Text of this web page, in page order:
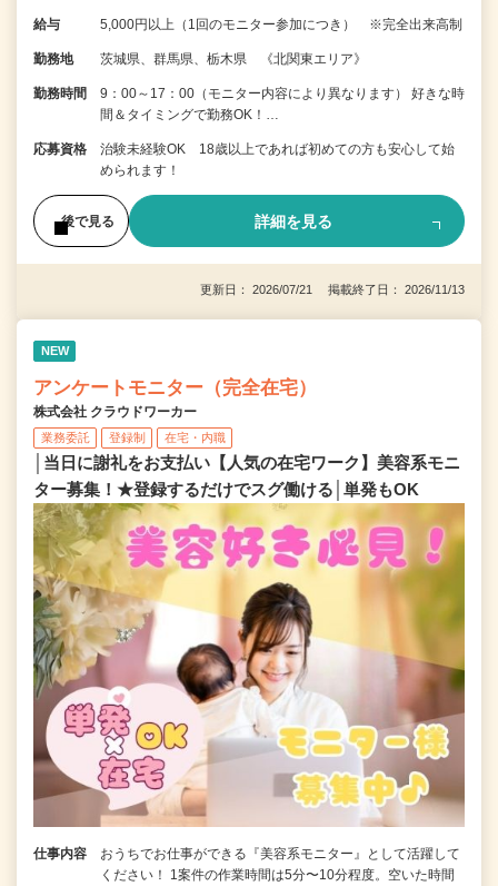
給与 5,000円以上（1回のモニター参加につき） ※完全出来高制
勤務地 茨城県、群馬県、栃木県 《北関東エリア》
勤務時間
9：00～17：00（モニター内容により異なります） 好きな時
間＆タイミングで勤務OK！…
応募資格
治験未経験OK 18歳以上であれば初めての方も安心して始
められます！
後で見る 詳細を見る
更新日： 2026/07/21 掲載終了日： 2026/11/13
NEW
アンケートモニター（完全在宅）
株式会社 クラウドワーカー
業務委託 登録制 在宅・内職
│当日に謝礼をお支払い【人気の在宅ワーク】美容系モニ
ター募集！★登録するだけでスグ働ける│単発もOK
仕事内容
おうちでお仕事ができる『美容系モニター』として活躍して
ください！ 1案件の作業時間は5分〜10分程度。空いた時間